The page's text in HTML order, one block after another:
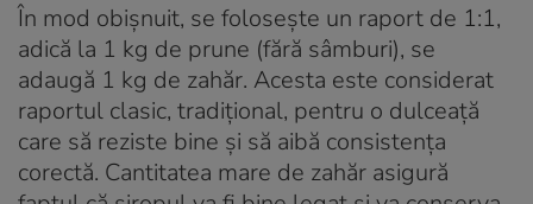
În mod obișnuit, se folosește un raport de 1:1,
adică la 1 kg de prune (fără sâmburi), se
adaugă 1 kg de zahăr. Acesta este considerat
raportul clasic, tradițional, pentru o dulceață
care să reziste bine și să aibă consistența
corectă. Cantitatea mare de zahăr asigură